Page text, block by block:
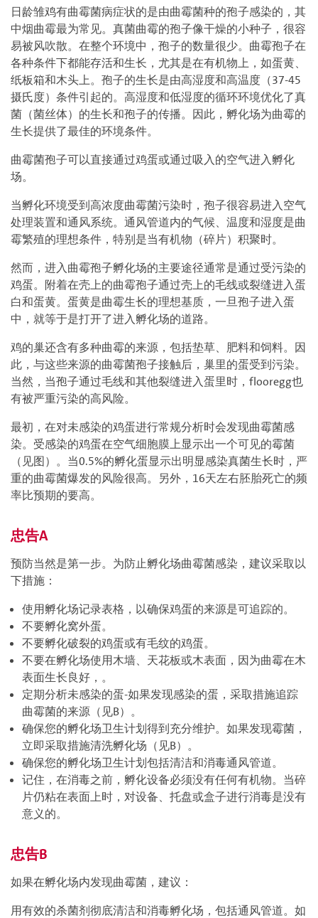
日龄雏鸡有曲霉菌病症状的是由曲霉菌种的孢子感染的，其
中烟曲霉最为常见。真菌曲霉的孢子像干燥的小种子，很容
易被风吹散。在整个环境中，孢子的数量很少。曲霉孢子在
各种条件下都能存活和生长，尤其是在有机物上，如蛋黄、
纸板箱和木头上。孢子的生长是由高湿度和高温度（37-45
摄氏度）条件引起的。高湿度和低湿度的循环环境优化了真
菌（菌丝体）的生长和孢子的传播。因此，孵化场为曲霉的
生长提供了最佳的环境条件。
曲霉菌孢子可以直接通过鸡蛋或通过吸入的空气进入孵化
场。
当孵化环境受到高浓度曲霉菌污染时，孢子很容易进入空气
处理装置和通风系统。通风管道内的气候、温度和湿度是曲
霉繁殖的理想条件，特别是当有机物（碎片）积聚时。
然而，进入曲霉孢子孵化场的主要途径通常是通过受污染的
鸡蛋。附着在壳上的曲霉孢子通过壳上的毛线或裂缝进入蛋
白和蛋黄。蛋黄是曲霉生长的理想基质，一旦孢子进入蛋
中，就等于是打开了进入孵化场的道路。
鸡的巢还含有多种曲霉的来源，包括垫草、肥料和饲料。因
此，与这些来源的曲霉菌孢子接触后，巢里的蛋受到污染。
当然，当孢子通过毛线和其他裂缝进入蛋里时，flooregg也
有被严重污染的高风险。
最初，在对未感染的鸡蛋进行常规分析时会发现曲霉菌感
染。受感染的鸡蛋在空气细胞膜上显示出一个可见的霉菌
（见图）。当0.5%的孵化蛋显示出明显感染真菌生长时，严
重的曲霉菌爆发的风险很高。另外，16天左右胚胎死亡的频
率比预期的要高。
忠告A
预防当然是第一步。为防止孵化场曲霉菌感染，建议采取以
下措施：
使用孵化场记录表格，以确保鸡蛋的来源是可追踪的。
不要孵化窝外蛋。
不要孵化破裂的鸡蛋或有毛纹的鸡蛋。
不要在孵化场使用木墙、天花板或木表面，因为曲霉在木
表面生长良好，。
定期分析未感染的蛋-如果发现感染的蛋，采取措施追踪
曲霉菌的来源（见B）。
确保您的孵化场卫生计划得到充分维护。如果发现霉菌，
立即采取措施清洗孵化场（见B）。
确保您的孵化场卫生计划包括清洁和消毒通风管道。
记住，在消毒之前，孵化设备必须没有任何有机物。当碎
片仍粘在表面上时，对设备、托盘或盒子进行消毒是没有
意义的。
忠告B
如果在孵化场内发现曲霉菌，建议：
用有效的杀菌剂彻底清洁和消毒孵化场，包括通风管道。如